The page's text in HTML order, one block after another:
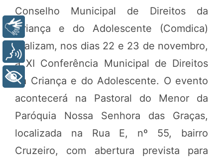
Conselho Municipal de Direitos da
Criança e do Adolescente (Comdica)
realizam, nos dias 22 e 23 de novembro,
a XI Conferência Municipal de Direitos
da Criança e do Adolescente. O evento
acontecerá na Pastoral do Menor da
Paróquia Nossa Senhora das Graças,
localizada na Rua E, nº 55, bairro
Cruzeiro, com abertura prevista para
Libras
Voz
+ Acessibilidade